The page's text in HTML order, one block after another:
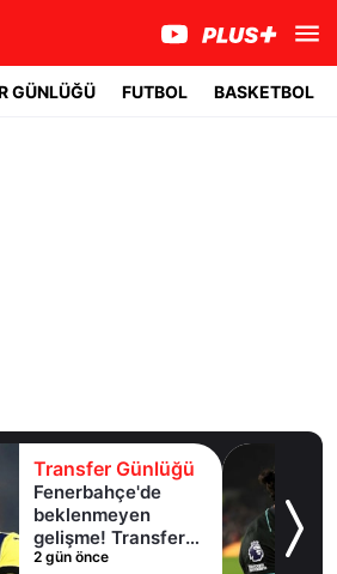
GÜNLÜĞÜ FUTBOL BASKETBOL
Transfer Günlüğü
Fenerbahçe'de
beklenmeyen
gelişme! Transfer
iptal oldu
2 gün önce